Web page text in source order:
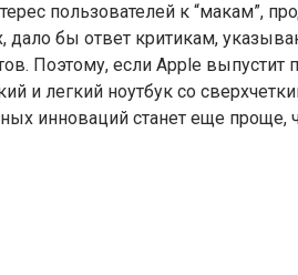
пользователей к “макам”,
дало бы ответ критикам,
Поэтому, если Apple выпустит
и легкий ноутбук со
инноваций станет еще проще,